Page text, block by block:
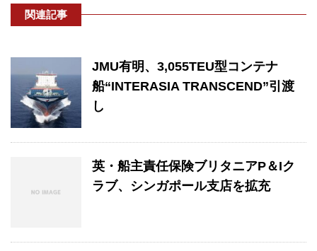
関連記事
JMU有明、3,055TEU型コンテナ
船“INTERASIA TRANSCEND”引渡
し
英・船主責任保険ブリタニアP＆Iク
ラブ、シンガポール支店を拡充